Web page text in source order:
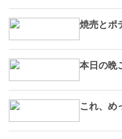
焼売とポ
本日の晩
これ、め